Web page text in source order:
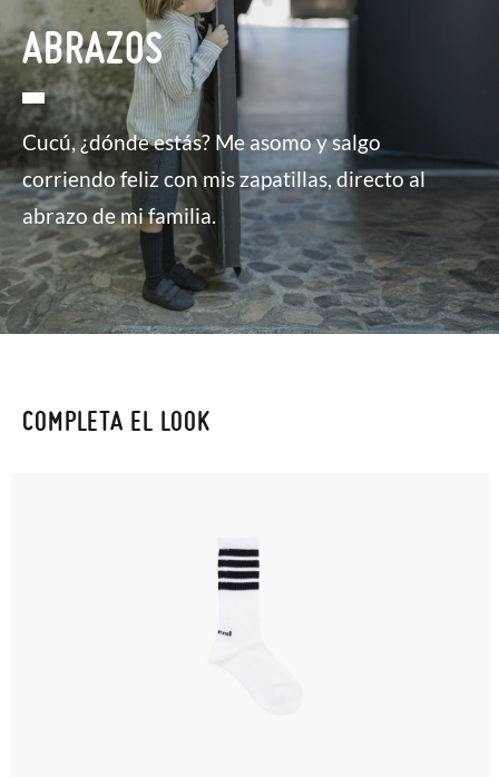
ABRAZOS
Cucú, ¿dónde estás? Me asomo y salgo
corriendo feliz con mis zapatillas, directo al
abrazo de mi familia.
COMPLETA EL LOOK